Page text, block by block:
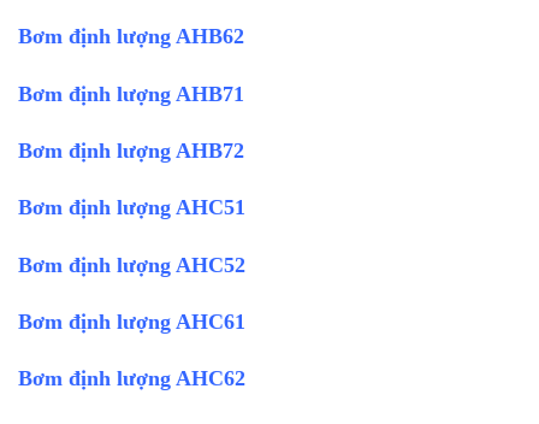
Bơm định lượng AHB62
Bơm định lượng AHB71
Bơm định lượng AHB72
Bơm định lượng AHC51
Bơm định lượng AHC52
Bơm định lượng AHC61
Bơm định lượng AHC62